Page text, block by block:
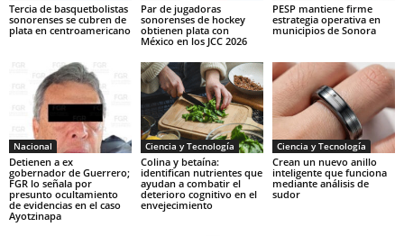
Tercia de basquetbolistas
sonorenses se cubren de
plata en centroamericano
Par de jugadoras
sonorenses de hockey
obtienen plata con
México en los JCC 2026
PESP mantiene firme
estrategia operativa en
municipios de Sonora
Nacional
Detienen a ex
gobernador de Guerrero;
FGR lo señala por
presunto ocultamiento
de evidencias en el caso
Ayotzinapa
Ciencia y Tecnología
Colina y betaína:
identifican nutrientes que
ayudan a combatir el
deterioro cognitivo en el
envejecimiento
Ciencia y Tecnología
Crean un nuevo anillo
inteligente que funciona
mediante análisis de
sudor